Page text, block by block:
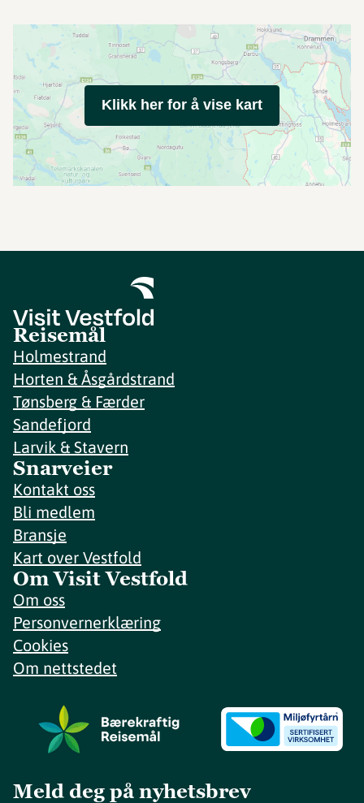
Klikk her for å vise kart
Reisemål
Holmestrand
Horten & Åsgårdstrand
Tønsberg & Færder
Sandefjord
Larvik & Stavern
Snarveier
Kontakt oss
Bli medlem
Bransje
Kart over Vestfold
Om Visit Vestfold
Om oss
Personvernerklæring
Cookies
Om nettstedet
Meld deg på nyhetsbrev